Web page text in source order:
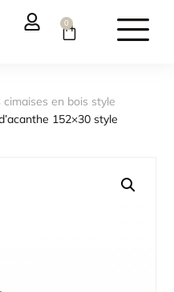
0
cimaises en bois style
152×30 style